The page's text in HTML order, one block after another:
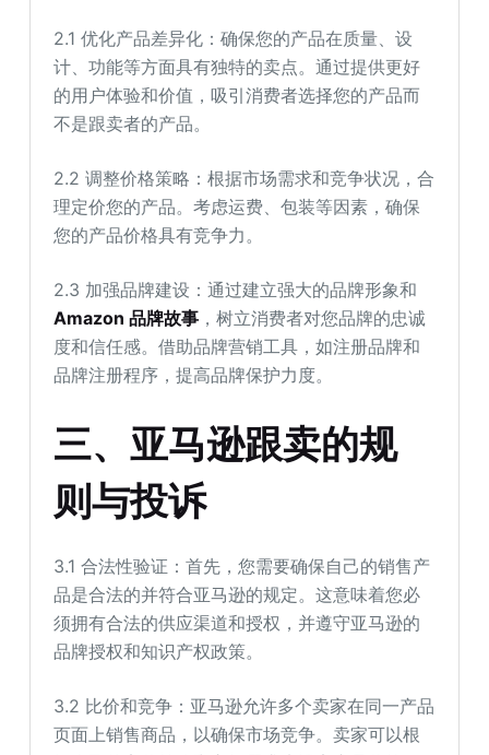
2.1 优化产品差异化：确保您的产品在质量、设
计、功能等方面具有独特的卖点。通过提供更好
的用户体验和价值，吸引消费者选择您的产品而
不是跟卖者的产品。
2.2 调整价格策略：根据市场需求和竞争状况，合
理定价您的产品。考虑运费、包装等因素，确保
您的产品价格具有竞争力。
2.3 加强品牌建设：通过建立强大的品牌形象和
Amazon 品牌故事 ，树立消费者对您品牌的忠诚
度和信任感。借助品牌营销工具，如注册品牌和
品牌注册程序，提高品牌保护力度。
三、亚马逊跟卖的规
则与投诉
3.1 合法性验证：首先，您需要确保自己的销售产
品是合法的并符合亚马逊的规定。这意味着您必
须拥有合法的供应渠道和授权，并遵守亚马逊的
品牌授权和知识产权政策。
3.2 比价和竞争：亚马逊允许多个卖家在同一产品
页面上销售商品，以确保市场竞争。卖家可以根